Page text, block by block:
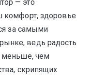
— это
комфорт, здоровье
за самыми
ведь радость
меньше, чем
скрипящих